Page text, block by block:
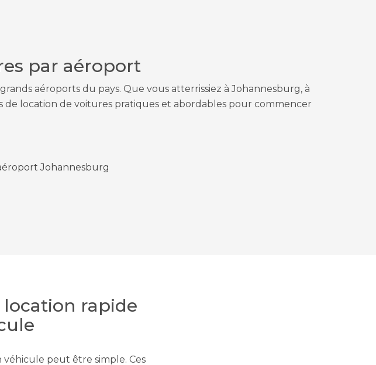
par aéroport
aéroports du pays. Que vous atterrissiez à Johannesburg, à
location de voitures pratiques et abordables pour commencer
Johannesburg
rapide
peut être simple. Ces